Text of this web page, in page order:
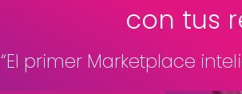
con tus
“El primer Marketplace